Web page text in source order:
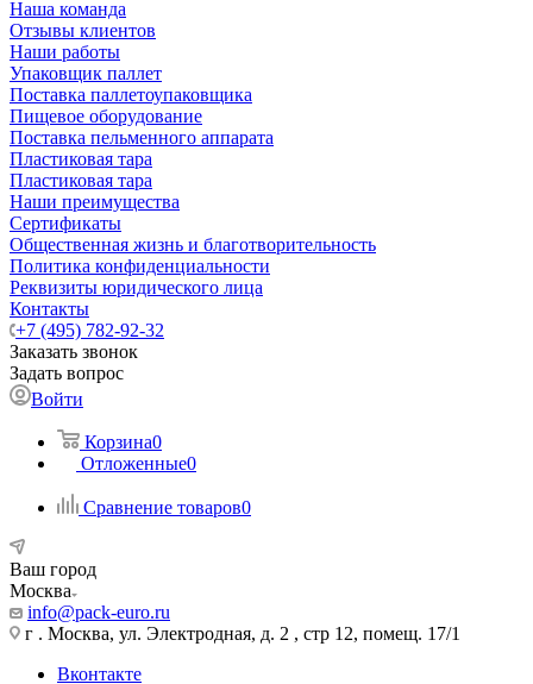
Наша команда
Отзывы клиентов
Наши работы
Упаковщик паллет
Поставка паллетоупаковщика
Пищевое оборудование
Поставка пельменного аппарата
Пластиковая тара
Пластиковая тара
Наши преимущества
Сертификаты
Общественная жизнь и благотворительность
Политика конфиденциальности
Реквизиты юридического лица
Контакты
+7 (495) 782-92-32
Заказать звонок
Задать вопрос
Войти
Корзина0
Отложенные0
Сравнение товаров0
Ваш город
Москва
info@pack-euro.ru
г . Москва, ул. Электродная, д. 2 , стр 12, помещ. 17/1
Вконтакте